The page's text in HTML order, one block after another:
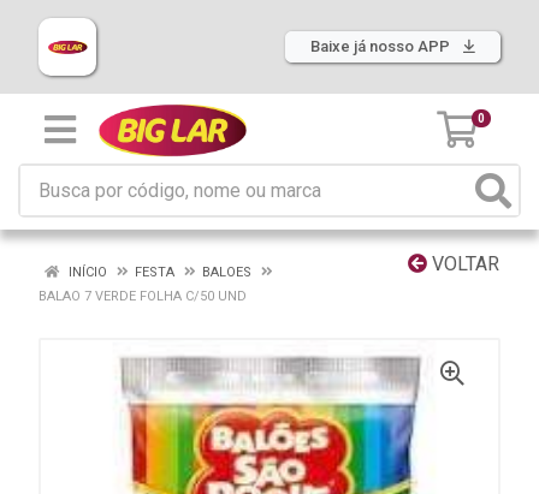
Baixe já nosso APP
0
VOLTAR
INÍCIO FESTA
BALOES
BALAO 7 VERDE FOLHA C/50 UND